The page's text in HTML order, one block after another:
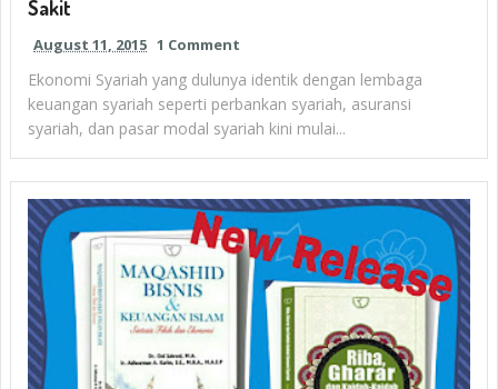
Sakit
August 11, 2015 1 Comment
Ekonomi Syariah yang dulunya identik dengan lembaga
keuangan syariah seperti perbankan syariah, asuransi
syariah, dan pasar modal syariah kini mulai...